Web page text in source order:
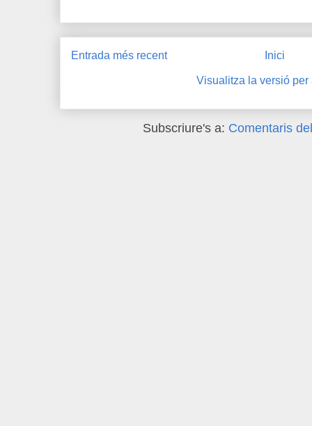
Entrada més recent Inici
Visualitza la versió per
Subscriure's a: Comentaris